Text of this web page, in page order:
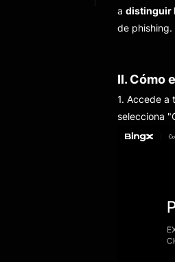
a distinguir
de phishing.
II. Cómo
1. Accede a
selecciona